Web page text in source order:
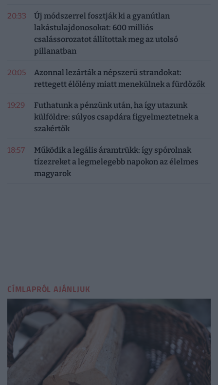
20:33
Új módszerrel fosztják ki a gyanútlan
lakástulajdonosokat: 600 milliós
csalássorozatot állítottak meg az utolsó
pillanatban
20:05
Azonnal lezárták a népszerű strandokat:
rettegett élőlény miatt menekülnek a fürdőzők
19:29
Futhatunk a pénzünk után, ha így utazunk
külföldre: súlyos csapdára figyelmeztetnek a
szakértők
18:57
Működik a legális áramtrükk: így spórolnak
tízezreket a legmelegebb napokon az élelmes
magyarok
CÍMLAPRÓL AJÁNLJUK